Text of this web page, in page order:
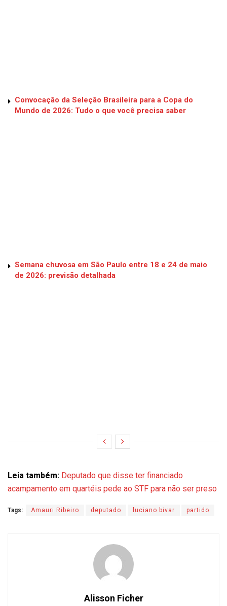
Convocação da Seleção Brasileira para a Copa do
Mundo de 2026: Tudo o que você precisa saber
Semana chuvosa em São Paulo entre 18 e 24 de maio
de 2026: previsão detalhada
Leia também: Deputado que disse ter financiado
acampamento em quartéis pede ao STF para não ser preso
Tags: Amauri Ribeiro deputado luciano bivar partido
Alisson Ficher